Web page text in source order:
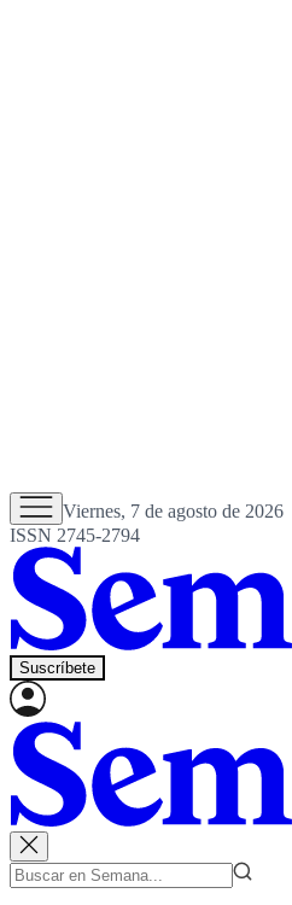
Viernes, 7 de agosto de 2026
ISSN 2745-2794
Suscríbete